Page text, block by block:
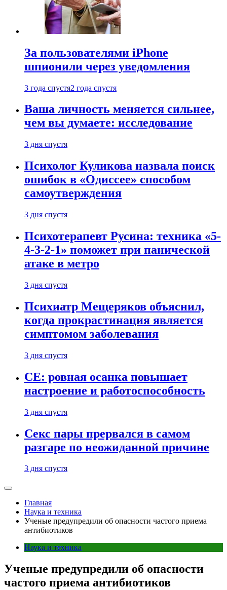
За пользователями iPhone
шпионили через уведомления
3 года спустя2 года спустя
Ваша личность меняется сильнее,
чем вы думаете: исследование
3 дня спустя
Психолог Куликова назвала поиск
ошибок в «Одиссее» способом
самоутверждения
3 дня спустя
Психотерапевт Русина: техника «5-
4-3-2-1» поможет при панической
атаке в метро
3 дня спустя
Психиатр Мещеряков объяснил,
когда прокрастинация является
симптомом заболевания
3 дня спустя
CE: ровная осанка повышает
настроение и работоспособность
3 дня спустя
Секс пары прервался в самом
разгаре по неожиданной причине
3 дня спустя
Главная
Наука и техника
Ученые предупредили об опасности частого приема
антибиотиков
Наука и техника
Ученые предупредили об опасности
частого приема антибиотиков